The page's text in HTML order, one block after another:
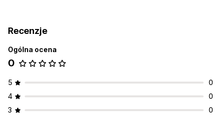
Recenzje
Ogólna ocena
0
5
0
4
0
3
0